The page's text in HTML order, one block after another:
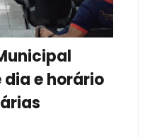
e horário